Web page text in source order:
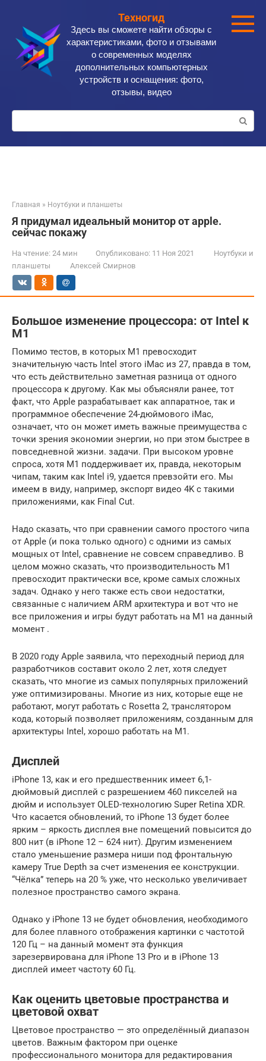
контенту
Техногид
Здесь вы сможете найти обзоры с
характеристиками, фото и отзывами
о современных моделях
дополнительных компьютерных
устройств и оснащения: фото,
отзывы, видео
Поиск:
Главная » Ноутбуки и планшеты
Я придумал идеальный монитор от apple.
сейчас покажу
На чтение: 24 мин Опубликовано: 11 Ноя 2021
Ноутбуки и
планшеты
Алексей Смирнов
Большое изменение процессора: от Intel к
M1
Помимо тестов, в которых M1 превосходит
значительную часть Intel этого iMac из 27, правда в том,
что есть действительно заметная разница от одного
процессора к другому. Как мы объясняли ранее, тот
факт, что Apple разрабатывает как аппаратное, так и
программное обеспечение 24-дюймового iMac,
означает, что он может иметь важные преимущества с
точки зрения экономии энергии, но при этом быстрее в
повседневной жизни. задачи. При высоком уровне
спроса, хотя M1 поддерживает их, правда, некоторым
чипам, таким как Intel i9, удается превзойти его. Мы
имеем в виду, например, экспорт видео 4K с такими
приложениями, как Final Cut.
Надо сказать, что при сравнении самого простого чипа
от Apple (и пока только одного) с одними из самых
мощных от Intel, сравнение не совсем справедливо. В
целом можно сказать, что производительность M1
превосходит практически все, кроме самых сложных
задач. Однако у него также есть свои недостатки,
связанные с наличием ARM архитектура и вот что не
все приложения и игры будут работать на M1 на данный
момент .
В 2020 году Apple заявила, что переходный период для
разработчиков составит около 2 лет, хотя следует
сказать, что многие из самых популярных приложений
уже оптимизированы. Многие из них, которые еще не
работают, могут работать с Rosetta 2, транслятором
кода, который позволяет приложениям, созданным для
архитектуры Intel, хорошо работать на M1.
Дисплей
iPhone 13, как и его предшественник имеет 6,1-
дюймовый дисплей с разрешением 460 пикселей на
дюйм и использует OLED-технологию Super Retina XDR.
Что касается обновлений, то iPhone 13 будет более
ярким – яркость дисплея вне помещений повысится до
800 нит (в iPhone 12 – 624 нит). Другим изменением
стало уменьшение размера ниши под фронтальную
камеру True Depth за счет изменения ее конструкции.
“Чёлка” теперь на 20 % уже, что несколько увеличивает
полезное пространство самого экрана.
Однако у iPhone 13 не будет обновления, необходимого
для более плавного отображения картинки с частотой
120 Гц – на данный момент эта функция
зарезервирована для iPhone 13 Pro и в iPhone 13
дисплей имеет частоту 60 Гц.
Как оценить цветовые пространства и
цветовой охват
Цветовое пространство — это определённый диапазон
цветов. Важным фактором при оценке
профессионального монитора для редактирования